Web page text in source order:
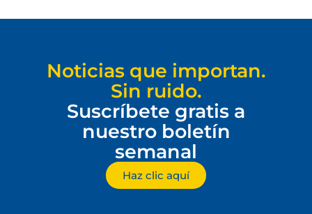
Noticias que importan.
Sin ruido.
Suscríbete gratis a
nuestro boletín
semanal
Haz clic aquí